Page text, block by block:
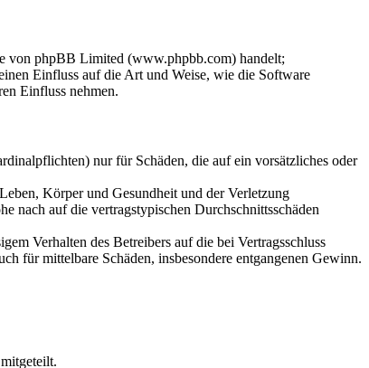
von phpBB Limited (www.phpbb.com) handelt;
Einfluss auf die Art und Weise, wie die Software
Einfluss nehmen.
nur für Schäden, die auf ein vorsätzliches oder
Körper und Gesundheit und der Verletzung
nach auf die vertragstypischen Durchschnittsschäden
Verhalten des Betreibers auf die bei Vertragsschluss
für mittelbare Schäden, insbesondere entgangenen Gewinn.